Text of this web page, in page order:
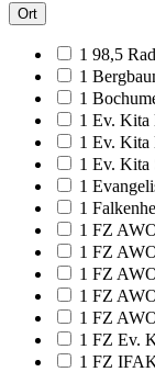
Ort
1 98,5
1
1
1 Ev. Kita
1 Ev. Kita
1 Ev. Kita
1
1
1 FZ
1 FZ
1 FZ
1 FZ
1 FZ
1 FZ Ev.
1 FZ